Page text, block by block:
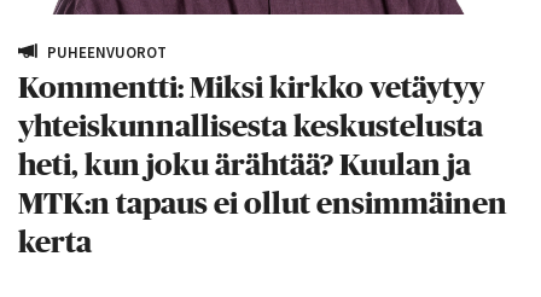
PUHEENVUOROT
Kommentti: Miksi kirkko vetäytyy
yhteiskunnallisesta keskustelusta
heti, kun joku ärähtää? Kuulan ja
MTK:n tapaus ei ollut ensimmäinen
kerta